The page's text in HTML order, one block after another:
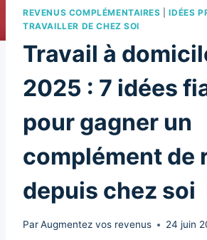
REVENUS COMPLÉMENTAIRES |IDÉES
TRAVAILLER DE CHEZ SOI
Travail à
2025 : 7 idées
pour gagner un
complément de
depuis chez soi
ParAugmentez vos revenus 24 juin